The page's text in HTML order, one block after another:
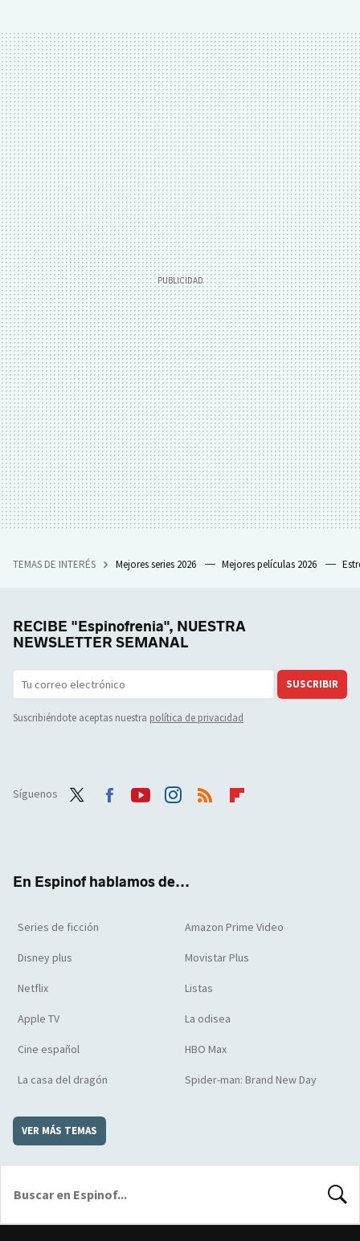
TEMAS DE INTERÉS Mejores series 2026 Mejores películas 2026
RECIBE "Espinofrenia", NUESTRA
NEWSLETTER SEMANAL
SUSCRIBIR
Suscribiéndote aceptas nuestra política de privacidad
Síguenos
En Espinof hablamos de...
Series de ficción Amazon Prime Video
Disney plus Movistar Plus
Netflix Listas
Apple TV La odisea
Cine español HBO Max
La casa del dragón Spider-man: Brand New Day
VER MÁS TEMAS